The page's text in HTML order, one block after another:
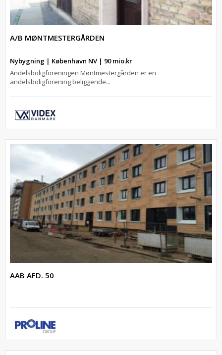
A/B MØNTMESTERGÅRDEN
Nybygning | København NV | 90 mio.kr
Andelsboligforeningen Møntmestergården er en
andelsboligforening beliggende...
AAB AFD. 50